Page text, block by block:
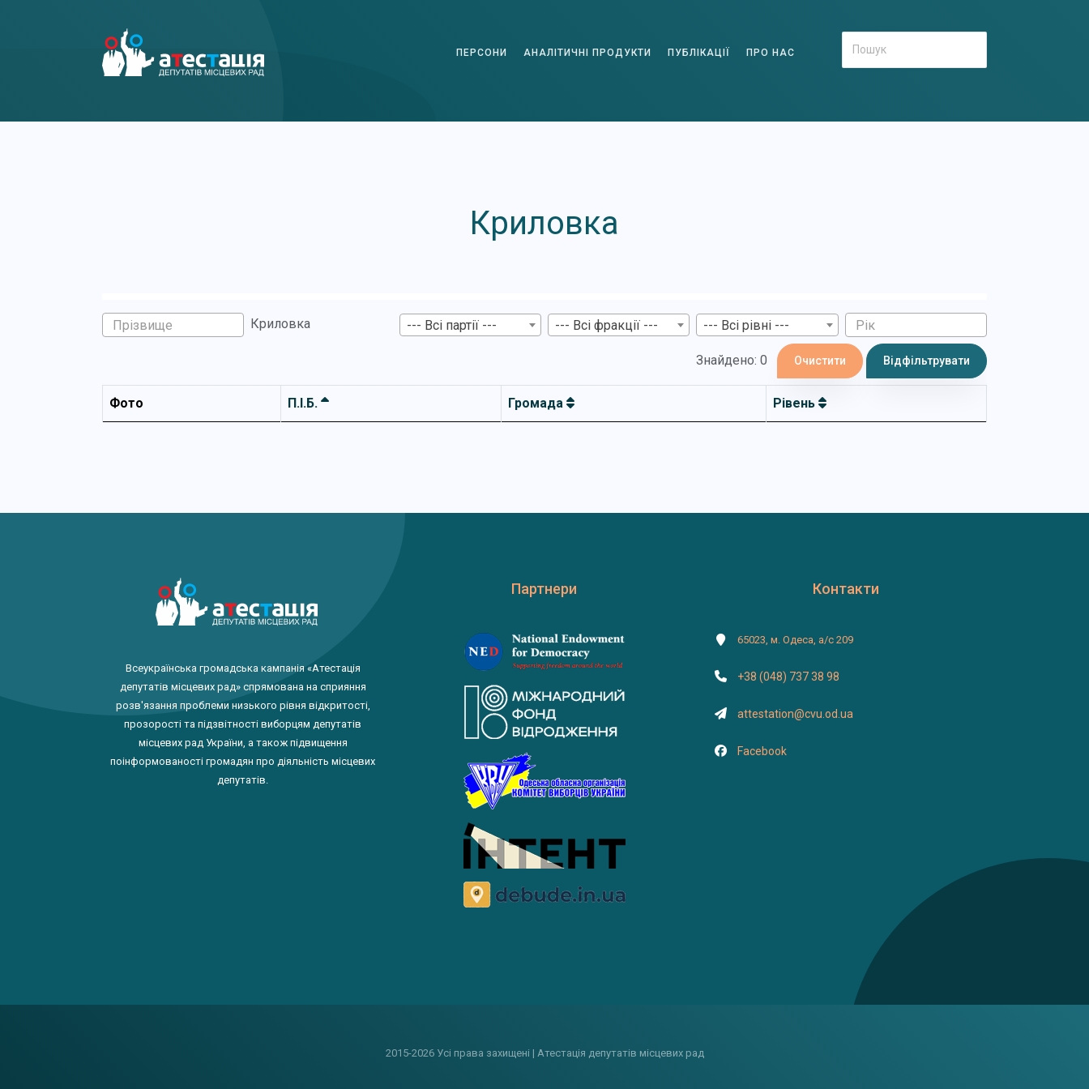
ПЕРСОНИ АНАЛІТИЧНІ ПРОДУКТИ ПУБЛІКАЦІЇ ПРО НАС
Криловка
Криловка --- Всі партії --- --- Всі фракції --- --- Всі рівні ---
Знайдено: 0 Очистити Відфільтрувати
Фото П.І.Б. Громада Рівень
Всеукраїнська громадська кампанія «Атестація
депутатів місцевих рад» спрямована на сприяння
розв'язання проблеми низького рівня відкритості,
прозорості та підзвітності виборцям депутатів
місцевих рад України, а також підвищення
поінформованості громадян про діяльність місцевих
депутатів.
Партнери Контакти
65023, м. Одеса, а/с 209
+38 (048) 737 38 98
attestation@cvu.od.ua
Facebook
2015-2026 Усі права захищені | Атестація депутатів місцевих рад